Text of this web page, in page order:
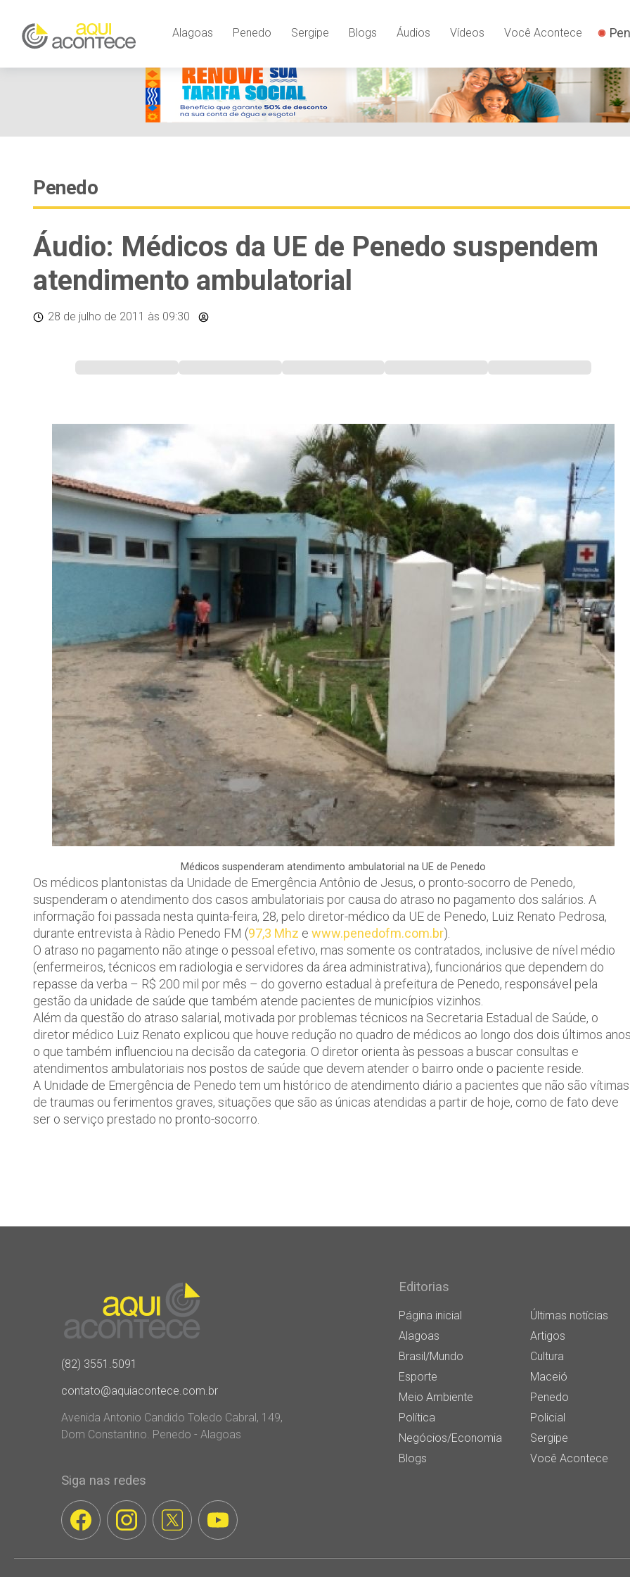
Alagoas Penedo Sergipe Blogs Áudios Vídeos Você Acontece
Penedo
Áudio: Médicos da UE de Penedo suspendem
atendimento ambulatorial
28 de julho de 2011 às 09:30
Médicos suspenderam atendimento ambulatorial na UE de Penedo
Os médicos plantonistas da Unidade de Emergência Antônio de Jesus, o pronto-socorro de Penedo,
suspenderam o atendimento dos casos ambulatoriais por causa do atraso no pagamento dos salários. A
informação foi passada nesta quinta-feira, 28, pelo diretor-médico da UE de Penedo, Luiz Renato Pedrosa,
durante entrevista à Ràdio Penedo FM (97,3 Mhz e www.penedofm.com.br).
O atraso no pagamento não atinge o pessoal efetivo, mas somente os contratados, inclusive de nível médio
(enfermeiros, técnicos em radiologia e servidores da área administrativa), funcionários que dependem do
repasse da verba – R$ 200 mil por mês – do governo estadual à prefeitura de Penedo, responsável pela
gestão da unidade de saúde que também atende pacientes de municípios vizinhos.
Além da questão do atraso salarial, motivada por problemas técnicos na Secretaria Estadual de Saúde, o
diretor médico Luiz Renato explicou que houve redução no quadro de médicos ao longo dos dois últimos
o que também influenciou na decisão da categoria. O diretor orienta às pessoas a buscar consultas e
atendimentos ambulatoriais nos postos de saúde que devem atender o bairro onde o paciente reside.
A Unidade de Emergência de Penedo tem um histórico de atendimento diário a pacientes que não são vítimas
de traumas ou ferimentos graves, situações que são as únicas atendidas a partir de hoje, como de fato deve
ser o serviço prestado no pronto-socorro.
(82) 3551.5091
contato@aquiacontece.com.br
Avenida Antonio Candido Toledo Cabral, 149,
Dom Constantino. Penedo - Alagoas
Siga nas redes
Editorias
Página inicial
Últimas notícias
Alagoas
Artigos
Brasil/Mundo
Cultura
Esporte
Maceió
Meio Ambiente
Penedo
Política
Policial
Negócios/Economia
Sergipe
Blogs
Você Acontece